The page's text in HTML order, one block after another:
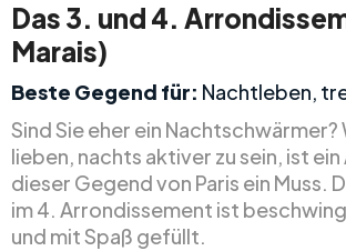
Das 3. und 4.
Marais)
Beste Gegend für: Nachtleben,
Sind Sie eher ein Nachtschwärmer?
lieben, nachts aktiver zu sein, ist
dieser Gegend von Paris ein Muss.
im 4. Arrondissement ist
und mit Spaß gefüllt.